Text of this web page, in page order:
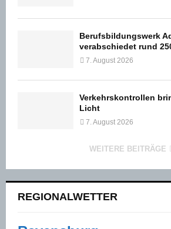
Berufsbildungswerk
verabschiedet rund
7. August 2026
Verkehrskontrollen
Licht
7. August 2026
WEITERE BEITRÄGE
REGIONALWETTER